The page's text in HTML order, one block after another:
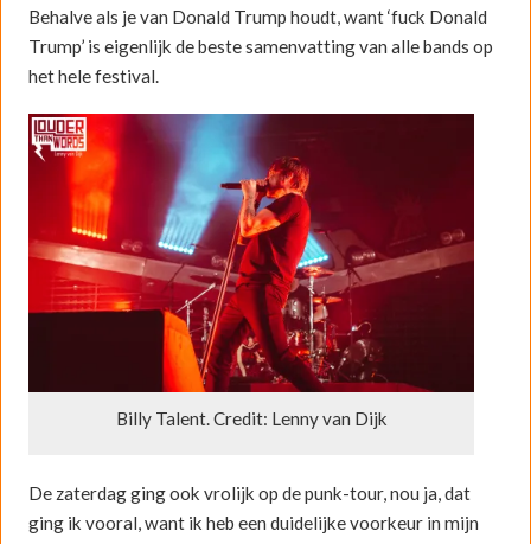
Behalve als je van Donald Trump houdt, want ‘fuck Donald
Trump’ is eigenlijk de beste samenvatting van alle bands op
het hele festival.
Billy Talent. Credit: Lenny van Dijk
De zaterdag ging ook vrolijk op de punk-tour, nou ja, dat
ging ik vooral, want ik heb een duidelijke voorkeur in mijn